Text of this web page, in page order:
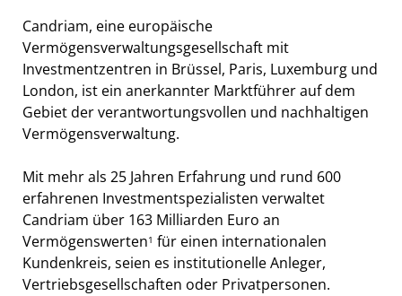
Candriam, eine europäische
Vermögensverwaltungsgesellschaft mit
Investmentzentren in Brüssel, Paris, Luxemburg und
London, ist ein anerkannter Marktführer auf dem
Gebiet der verantwortungsvollen und nachhaltigen
Vermögensverwaltung.
Mit mehr als 25 Jahren Erfahrung und rund 600
erfahrenen Investmentspezialisten verwaltet
Candriam über 163 Milliarden Euro an
Vermögenswerten1 für einen internationalen
Kundenkreis, seien es institutionelle Anleger,
Vertriebsgesellschaften oder Privatpersonen.